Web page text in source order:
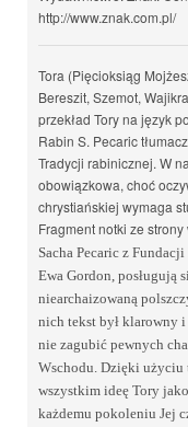
http://www.znak.com.pl/
Tora (Pięcioksiąg
Bereszit, Szemot,
przekład Tory na język
Rabin S. Pecaric
Tradycji rabinicznej. W
obowiązkowa, choć
chrystiańskiej wymaga
Fragment notki ze
Sacha Pecaric z
Ewa Gordon, posługują
niearchaizowaną
nich tekst był klarowny
nie zagubić pewnych
Wschodu. Dzięki użyciu
wszystkim ideę Tory
każdemu pokoleniu Jej